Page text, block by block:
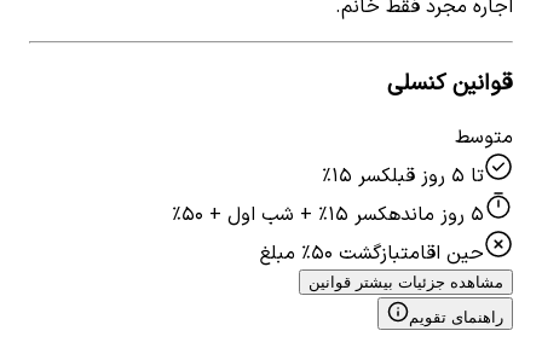
اجاره مجرد فقط خانم.
قوانین کنسلی
متوسط
تا ۵ روز قبل
کسر ۱۵٪
۵ روز مانده
کسر ۱۵٪ + شب اول + ۵۰٪
حین اقامتبازگشت ۵۰٪ مبلغ
مشاهده جزئیات بیشتر قوانین
راهنمای تقویم